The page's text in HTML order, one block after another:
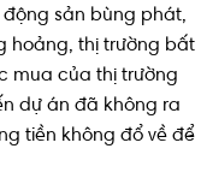
sản bùng phát,
hoảng, thị trường bất
mua của thị trường
dự án đã không ra
tiền không đổ về để